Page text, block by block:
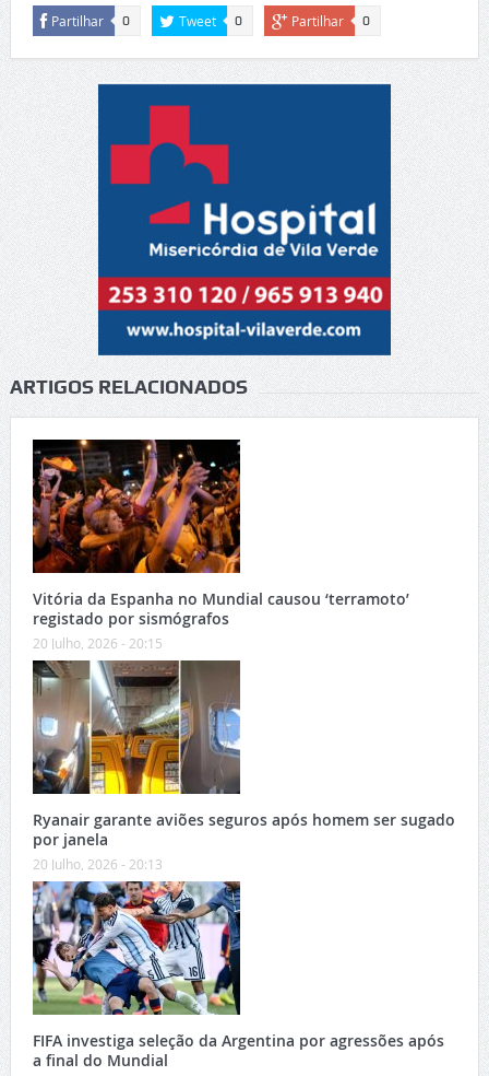
Partilhar 0 Tweet 0 Partilhar 0
ARTIGOS RELACIONADOS
Vitória da Espanha no Mundial causou ‘terramoto’
registado por sismógrafos
20 Julho, 2026 - 20:15
Ryanair garante aviões seguros após homem ser sugado
por janela
20 Julho, 2026 - 20:13
FIFA investiga seleção da Argentina por agressões após
a final do Mundial